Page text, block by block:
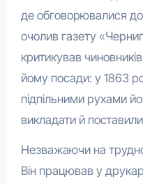
де обговорювалися
очолив газету
критикував
йому посади: у 1863
підпільними рухами
викладати й поставили
Незважаючи на
Він працював у